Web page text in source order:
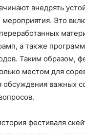
внедрять
мероприятия. Это
а также
Таким образом,
местом для
обсуждения важных
фестиваля